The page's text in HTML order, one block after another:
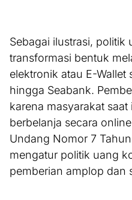
Sebagai ilustrasi, politik
transformasi bentuk
elektronik atau E-Wallet
hingga Seabank.
karena masyarakat
berbelanja secara
Undang Nomor 7
mengatur politik uang
pemberian amplop dan